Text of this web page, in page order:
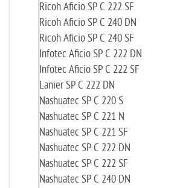
Ricoh Aficio SP C 222 SF
Ricoh Aficio SP C 240 DN
Ricoh Aficio SP C 240 SF
Infotec Aficio SP C 222 DN
Infotec Aficio SP C 222 SF
Lanier SP C 222 DN
Nashuatec SP C 220 S
Nashuatec SP C 221 N
Nashuatec SP C 221 SF
Nashuatec SP C 222 DN
Nashuatec SP C 222 SF
Nashuatec SP C 240 DN